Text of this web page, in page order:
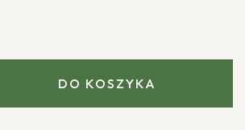
DO KOSZYKA